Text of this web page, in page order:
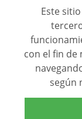
Consulta
Este
con el fin de
según